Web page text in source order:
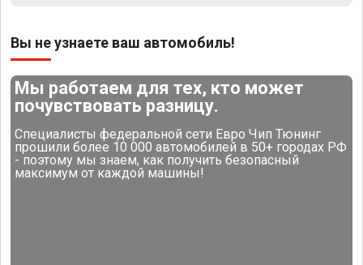
Вы не узнаете ваш автомобиль!
Мы работаем для тех, кто может
почувствовать разницу.
Специалисты федеральной сети Евро Чип Тюнинг
прошили более 10 000 автомобилей в 50+ городах РФ
- поэтому мы знаем, как получить безопасный
максимум от каждой машины!